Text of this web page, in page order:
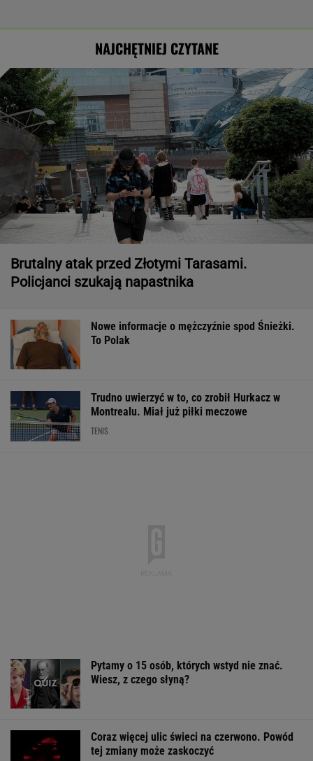
NAJCHĘTNIEJ CZYTANE
Brutalny atak przed Złotymi Tarasami.
Policjanci szukają napastnika
Nowe informacje o mężczyźnie spod Śnieżki.
To Polak
Trudno uwierzyć w to, co zrobił Hurkacz w
Montrealu. Miał już piłki meczowe
TENIS
Pytamy o 15 osób, których wstyd nie znać.
Wiesz, z czego słyną?
Coraz więcej ulic świeci na czerwono. Powód
tej zmiany może zaskoczyć